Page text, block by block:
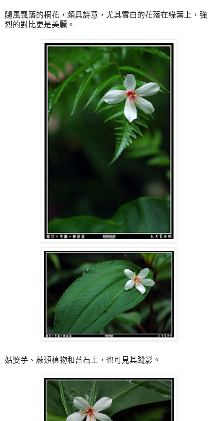
隨風飄落的桐花，頗具詩意，尤其雪白的花落在綠葉上，強
烈的對比更是美麗。
姑婆芋、蕨類植物和苔石上，也可見其蹤影。